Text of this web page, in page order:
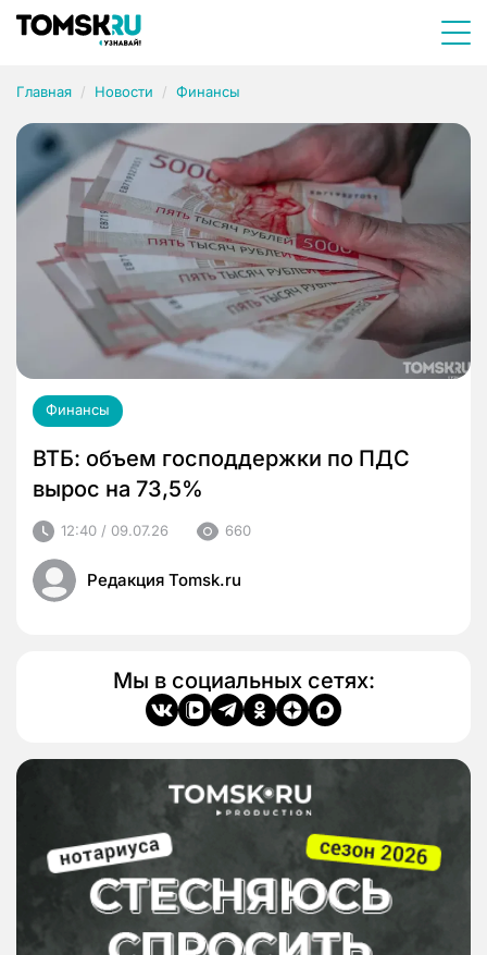
Главная Новости Финансы
Финансы
ВТБ: объем господдержки по ПДС
вырос на 73,5%
12:40 / 09.07.26 660
Редакция Tomsk.ru
Мы в социальных сетях: